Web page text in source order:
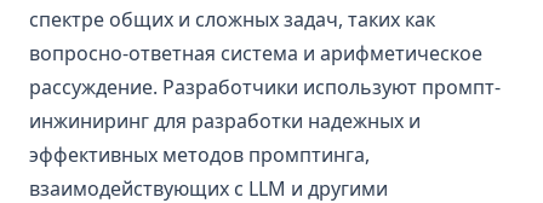
groq
guided-cot
infini-attention
llm-reasoning
llm-recall
спектре общих и сложных задач, таких как
вопросно-ответная система и арифметическое
рассуждение. Разработчики используют промпт-
инжиниринг для разработки надежных и
эффективных методов промптинга,
взаимодействующих с LLM и другими